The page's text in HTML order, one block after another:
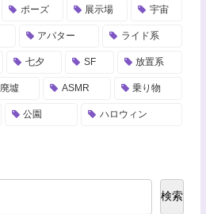
ポーズ 展示場 宇宙
アバター ライド系
七夕 SF 放置系
廃墟 ASMR 乗り物
公園 ハロウィン
検索